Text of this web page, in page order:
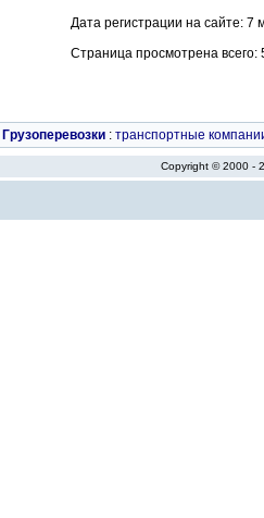
Дата регистрации на сайте: 7
Страница просмотрена всего:
Грузоперевозки : транспортные
Copyright © 2000 -